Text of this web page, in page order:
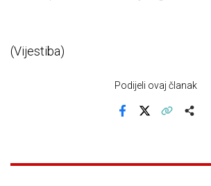
(Vijestiba)
Podijeli ovaj članak